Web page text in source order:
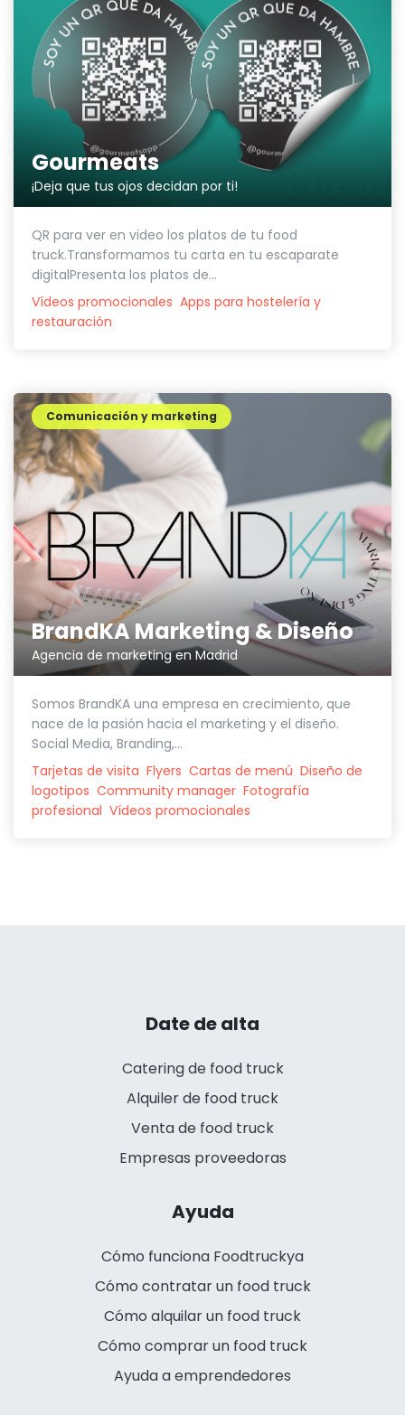
Gourmeats
¡Deja que tus ojos decidan por ti!
QR para ver en video los platos de tu food
truck.Transformamos tu carta en tu escaparate
digitalPresenta los platos de...
Vídeos promocionales Apps para hostelería y
restauración
BrandKA Marketing & Diseño
Agencia de marketing en Madrid
Comunicación y marketing
Somos BrandKA una empresa en crecimiento, que
nace de la pasión hacia el marketing y el diseño.
Social Media, Branding,...
Tarjetas de visita Flyers Cartas de menú Diseño de
logotipos Community manager Fotografía
profesional Vídeos promocionales
Date de alta
Catering de food truck
Alquiler de food truck
Venta de food truck
Empresas proveedoras
Ayuda
Cómo funciona Foodtruckya
Cómo contratar un food truck
Cómo alquilar un food truck
Cómo comprar un food truck
Ayuda a emprendedores